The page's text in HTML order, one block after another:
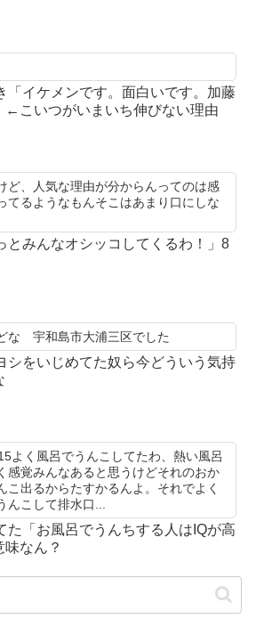
「イケメンです。面白いです。加藤
←こいつがいまいち伸びない理由
ど、人気な理由が分からんってのは感
てるようなもんそこはあまり口にしな
とみんなオシッコしてくるわ！」8
な 宇和島市大浦三区でした
シをいじめてた奴ら今どういう気持
よく風呂でうんこしてたわ、熱い風呂
感覚みんなあると思うけどそれのおか
こ出るからたすかるんよ。それでよく
んこして排水口...
た「お風呂でうんちする人はIQが高
なん？